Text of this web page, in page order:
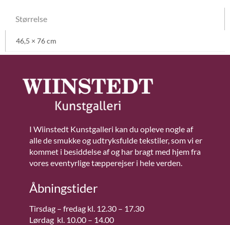
Størrelse
46,5 × 76 cm
I Wiinstedt Kunstgalleri kan du opleve nogle af
alle de smukke og udtryksfulde tekstiler, som vi er
kommet i besiddelse af og har bragt med hjem fra
vores eventyrlige tæpperejser i hele verden.
Åbningstider
Tirsdag – fredag kl. 12.30 – 17.30
Lørdag kl. 10.00 – 14.00